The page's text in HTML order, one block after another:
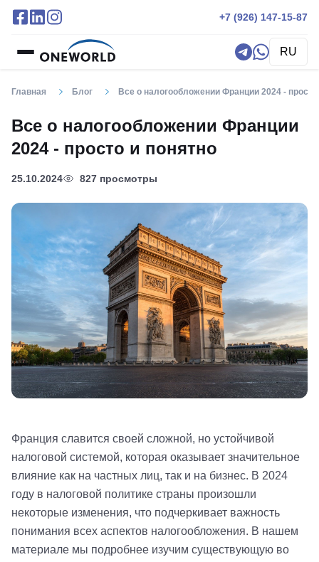
+7 (926) 147-15-87
RU
Главная Блог Все о налогообложении Франции 2024 - просто
Все о налогообложении Франции
2024 - просто и понятно
25.10.2024 827 просмотры
Франция славится своей сложной, но устойчивой
налоговой системой, которая оказывает значительное
влияние как на частных лиц, так и на бизнес. В 2024
году в налоговой политике страны произошли
некоторые изменения, что подчеркивает важность
понимания всех аспектов налогообложения. В нашем
материале мы подробнее изучим существующую во